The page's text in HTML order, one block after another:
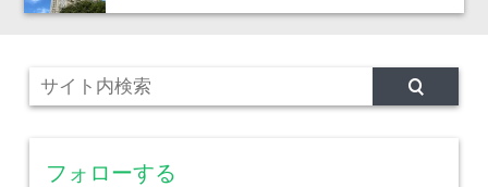
フォローする